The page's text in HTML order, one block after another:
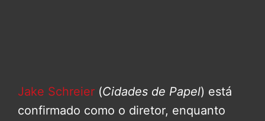
Jake Schreier (Cidades de Papel) está
confirmado como o diretor, enquanto